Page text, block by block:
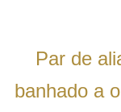
Par de
banhado a